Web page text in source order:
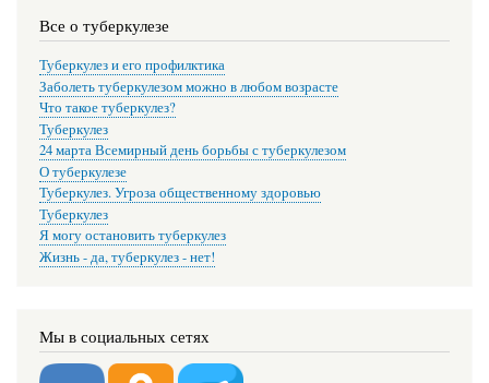
Все о туберкулезе
Туберкулез и его профилктика
Заболеть туберкулезом можно в любом возрасте
Что такое туберкулез?
Туберкулез
24 марта Всемирный день борьбы с туберкулезом
О туберкулезе
Туберкулез. Угроза общественному здоровью
Туберкулез
Я могу остановить туберкулез
Жизнь - да, туберкулез - нет!
Мы в социальных сетях